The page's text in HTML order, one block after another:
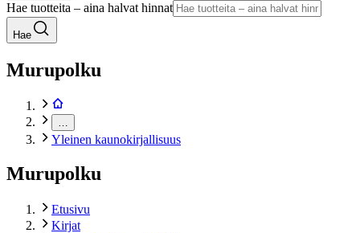
Hae tuotteita – aina halvat hinnat
Hae
Murupolku
Yleinen kaunokirjallisuus
Murupolku
Etusivu
Kirjat